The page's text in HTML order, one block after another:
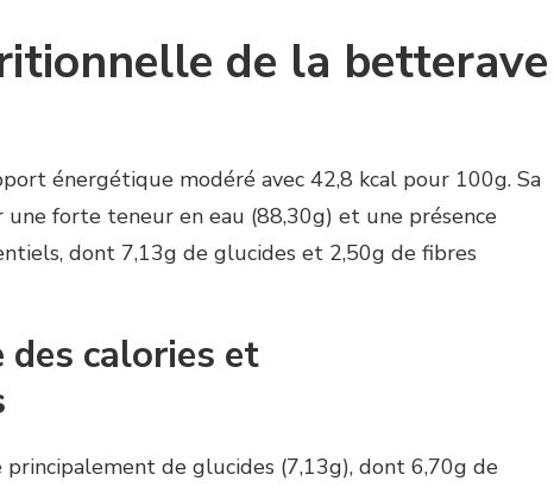
de la betterave
énergétique modéré avec 42,8 kcal pour 100g. Sa
une forte teneur en eau (88,30g) et une présence
dont 7,13g de glucides et 2,50g de fibres
calories et
principalement de glucides (7,13g), dont 6,70g de